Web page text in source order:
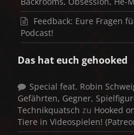
Feedback: Eure Fragen
Podcast!
Das hat euch gehooked
Special feat. Robin
Gefährten, Gegner,
Technikquatsch zu Hooked
Tiere in Videospielen!